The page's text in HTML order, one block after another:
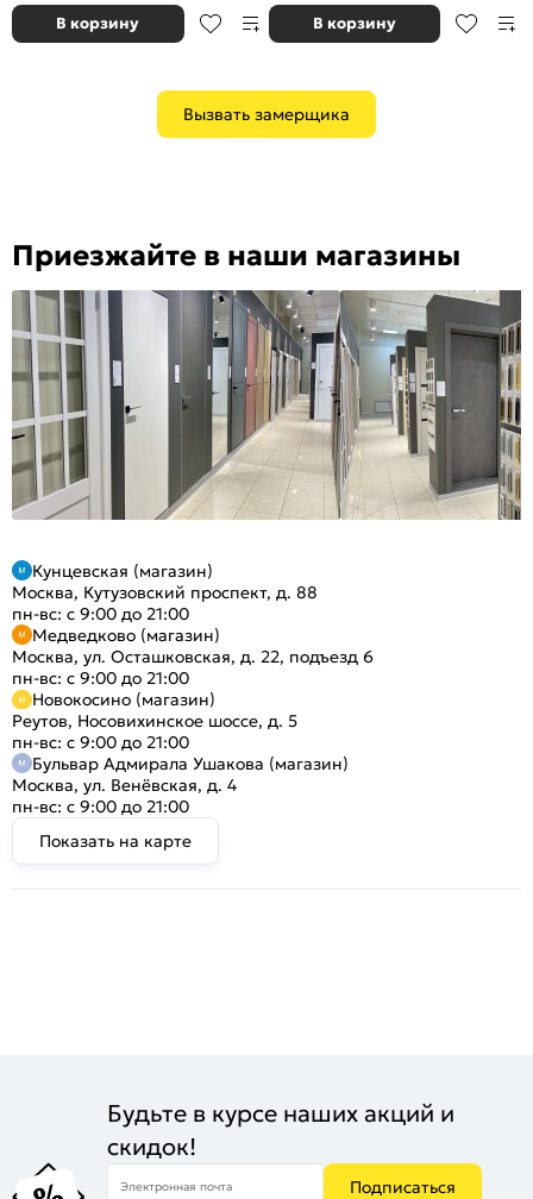
В корзину В корзину
Вызвать замерщика
Приезжайте в наши магазины
Кунцевская (магазин)
Москва, Кутузовский проспект, д. 88
пн-вс: с 9:00 до 21:00
Медведково (магазин)
Москва, ул. Осташковская, д. 22, подъезд 6
пн-вс: с 9:00 до 21:00
Новокосино (магазин)
Реутов, Носовихинское шоссе, д. 5
пн-вс: с 9:00 до 21:00
Бульвар Адмирала Ушакова (магазин)
Москва, ул. Венёвская, д. 4
пн-вс: с 9:00 до 21:00
Показать на карте
Будьте в курсе наших акций и
скидок!
Электронная почта Подписаться